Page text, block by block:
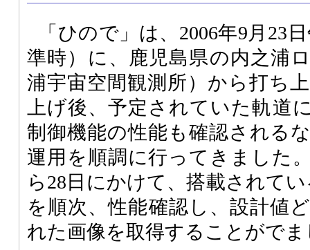
「ひので」は、2006年9月23
準時）に、鹿児島県の内之浦
浦宇宙空間観測所）から打ち
上げ後、予定されていた軌道
制御機能の性能も確認される
運用を順調に行ってきました
ら28日にかけて、搭載されて
を順次、性能確認し、設計値
れた画像を取得することがで